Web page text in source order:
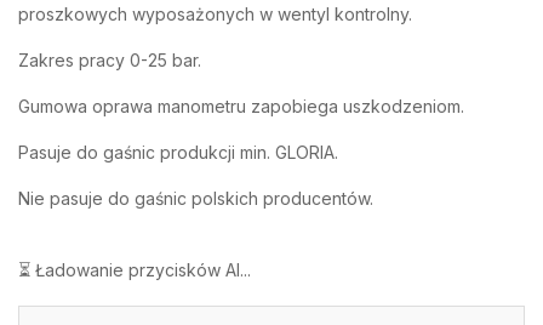
proszkowych wyposażonych w wentyl kontrolny.
Zakres pracy 0-25 bar.
Gumowa oprawa manometru zapobiega uszkodzeniom.
Pasuje do gaśnic produkcji min. GLORIA.
Nie pasuje do gaśnic polskich producentów.
⏳ Ładowanie przycisków AI...